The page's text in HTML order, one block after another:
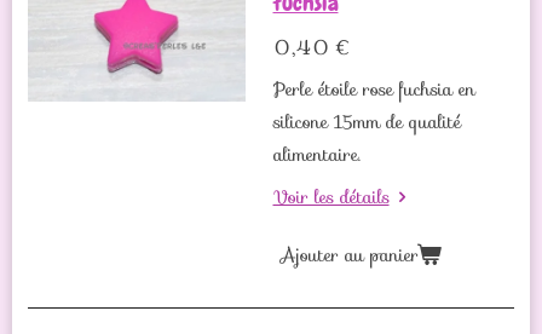
0,40 €
Perle étoile rose fuchsia en
silicone 15mm de qualité
alimentaire.
Voir les détails
Ajouter au panier